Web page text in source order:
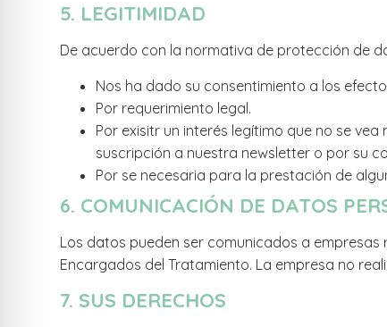
5. LEGITIMIDAD
De acuerdo con la normativa de protección de
Nos ha dado su consentimiento a los
Por requerimiento legal.
Por exisitr un interés legítimo que no se
suscripción a nuestra newsletter o por su
Por se necesaria para la prestación de
6. COMUNICACIÓN DE DATOS
Los datos pueden ser comunicados a
Encargados del Tratamiento. La empresa no
7. SUS DERECHOS